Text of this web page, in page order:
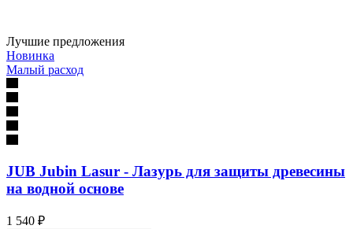
Лучшие предложения
Новинка
Малый расход
JUB Jubin Lasur - Лазурь для защиты древесины
на водной основе
1 540 ₽